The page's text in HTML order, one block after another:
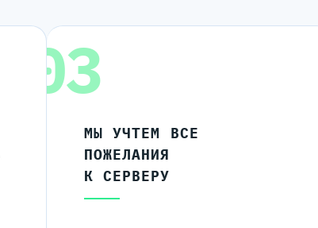
03
МЫ УЧТЕМ ВСЕ
ПОЖЕЛАНИЯ
К СЕРВЕРУ